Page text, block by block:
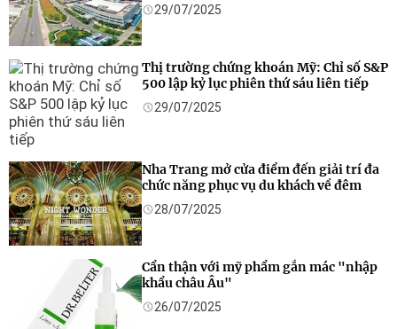
29/07/2025
Thị trường chứng khoán Mỹ: Chỉ số S&P
500 lập kỷ lục phiên thứ sáu liên tiếp
29/07/2025
Nha Trang mở cửa điểm đến giải trí đa
chức năng phục vụ du khách về đêm
28/07/2025
Cẩn thận với mỹ phẩm gắn mác "nhập
khẩu châu Âu"
26/07/2025